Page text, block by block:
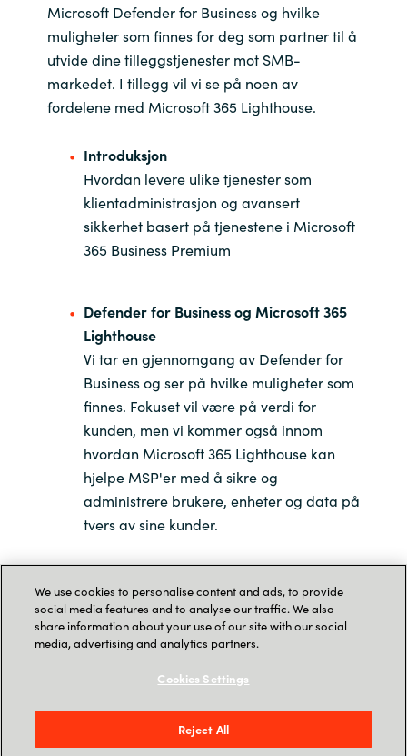
Microsoft Defender for Business og hvilke
muligheter som finnes for deg som partner til å
utvide dine tilleggstjenester mot SMB-
markedet. I tillegg vil vi se på noen av
fordelene med Microsoft 365 Lighthouse.
Introduksjon
Hvordan levere ulike tjenester som
klientadministrasjon og avansert
sikkerhet basert på tjenestene i Microsoft
365 Business Premium
Defender for Business og Microsoft 365
Lighthouse
Vi tar en gjennomgang av Defender for
Business og ser på hvilke muligheter som
finnes. Fokuset vil være på verdi for
kunden, men vi kommer også innom
hvordan Microsoft 365 Lighthouse kan
hjelpe MSP'er med å sikre og
administrere brukere, enheter og data på
tvers av sine kunder.
Spørsmål & svar
Vel møtt!
We use cookies to personalise content and ads, to provide
social media features and to analyse our traffic. We also
share information about your use of our site with our social
media, advertising and analytics partners.
Cookies Settings
Reject All